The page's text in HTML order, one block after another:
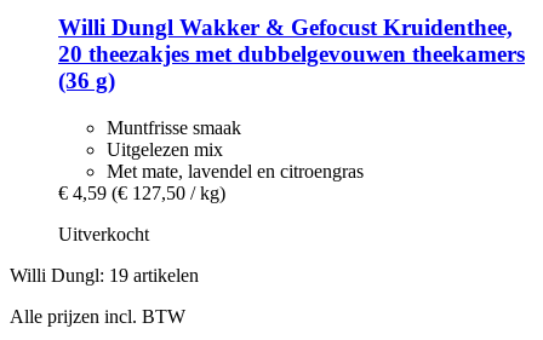
Willi Dungl Wakker & Gefocust Kruidenthee,
20 theezakjes met dubbelgevouwen theekamers
(36 g)
Muntfrisse smaak
Uitgelezen mix
Met mate, lavendel en citroengras
€ 4,59 (€ 127,50 / kg)
Uitverkocht
Willi Dungl: 19 artikelen
Alle prijzen incl. BTW